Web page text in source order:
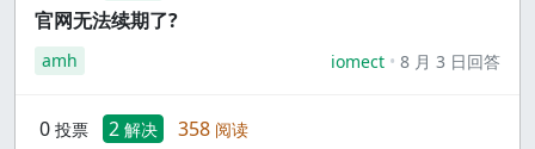
官网无法续期了?
amh iomect 8 月 3 日回答
0 投票 2 解决 358 阅读